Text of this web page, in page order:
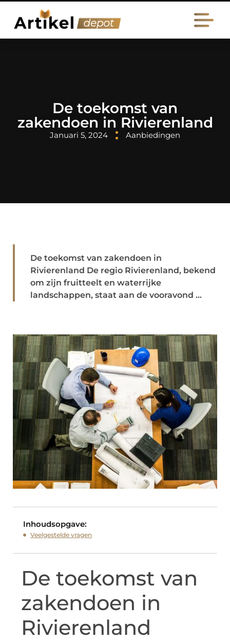
De toekomst van
zakendoen in Rivierenland
Januari 5, 2024 Aanbiedingen
De toekomst van zakendoen in
Rivierenland De regio Rivierenland, bekend
om zijn fruitteelt en waterrijke
landschappen, staat aan de vooravond ...
Inhoudsopgave:
Veelgestelde vragen
De toekomst van
zakendoen in
Rivierenland